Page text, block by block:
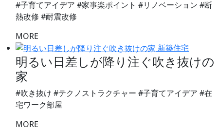
#子育てアイデア #家事楽ポイント #リノベーション #断
熱改修 #耐震改修
MORE
新築住宅
明るい日差しが降り注ぐ吹き抜けの
家
#吹き抜け #テクノストラクチャー #子育てアイデア #在
宅ワーク部屋
MORE